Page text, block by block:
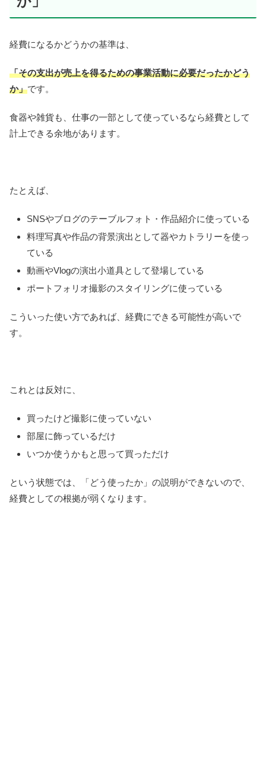
経費になるかどうかの基準は、
「その支出が売上を得るための事業活動に必要だったかどう
か」です。
食器や雑貨も、仕事の一部として使っているなら経費として
計上できる余地があります。
たとえば、
SNSやブログのテーブルフォト・作品紹介に使っている
料理写真や作品の背景演出として器やカトラリーを使っ
ている
動画やVlogの演出小道具として登場している
ポートフォリオ撮影のスタイリングに使っている
こういった使い方であれば、経費にできる可能性が高いで
す。
これとは反対に、
買ったけど撮影に使っていない
部屋に飾っているだけ
いつか使うかもと思って買っただけ
という状態では、「どう使ったか」の説明ができないので、
経費としての根拠が弱くなります。